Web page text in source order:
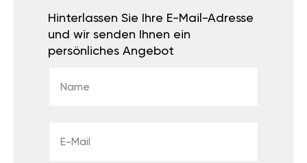
Hinterlassen Sie Ihre E-Mail-Adresse
und wir senden Ihnen ein
persönliches Angebot